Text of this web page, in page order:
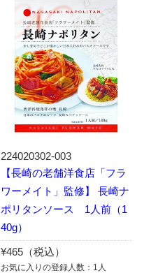
224020302-003
【長崎の老舗洋食店「フラ
ワーメイト」監修】 長崎ナ
ポリタンソース 1人前（1
40g）
¥465（税込）
お気に入りの登録人数：1人